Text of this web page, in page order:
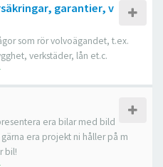
garantier, v
som rör volvoägandet, t.ex.
verkstäder, lån et.c.
era bilar med bild
era projekt ni håller på m
bil!